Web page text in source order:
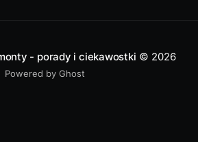
czyli nagłe
- porady i ciekawostki © 2026
Powered by Ghost